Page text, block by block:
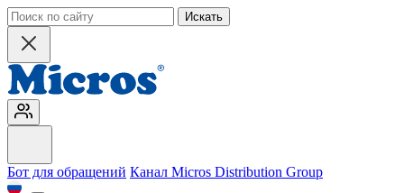
Искать
Бот для обращений Канал Micros Distribution Group